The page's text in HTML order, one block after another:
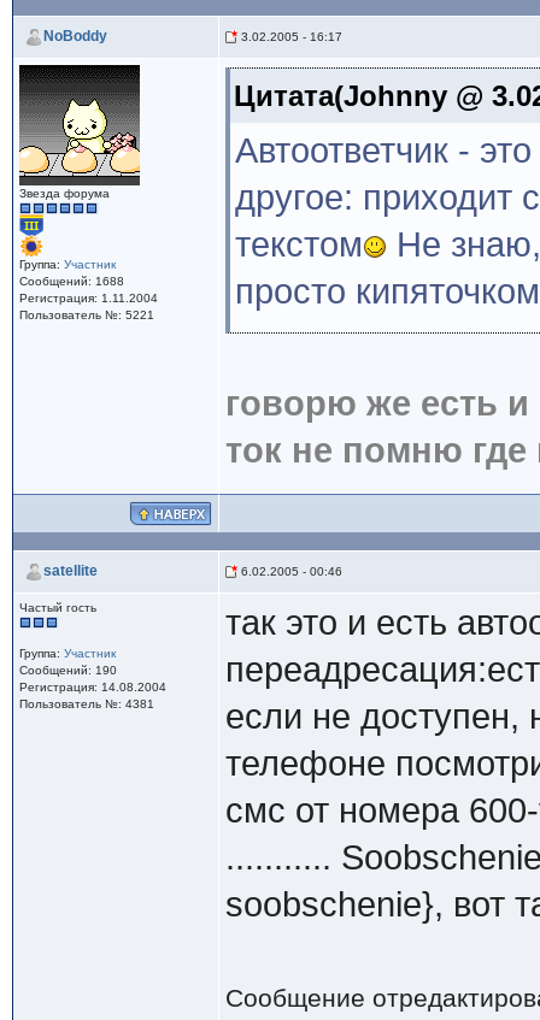
NoBoddy 3.02.2005 - 16:17
Звезда форума
Группа: Участник
Сообщений: 1688
Регистрация: 1.11.2004
Пользователь №: 5221
Цитата(Johnny @
Автоответчик -
другое: приходит
текстом
Не
просто
говорю же есть и
ток не помню где
satellite 6.02.2005 - 00:46
Частый гость
Группа: Участник
Сообщений: 190
Регистрация: 14.08.2004
Пользователь №: 4381
так это и есть
если не доступен,
телефоне
смс от номера
...........
soobschenie}, вот
Сообщение